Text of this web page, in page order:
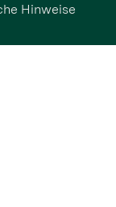
Hinweise